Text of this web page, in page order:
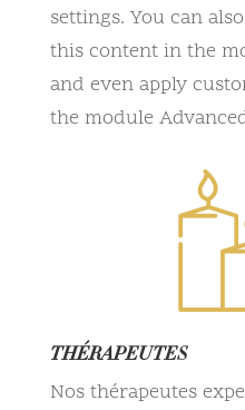
settings. You can
this content in the
and even apply
the module
THÉRAPEUTES
Nos thérapeutes